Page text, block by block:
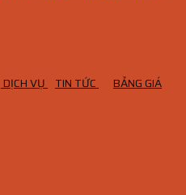
DỊCH VỤ TIN TỨC
BẢNG GIÁ